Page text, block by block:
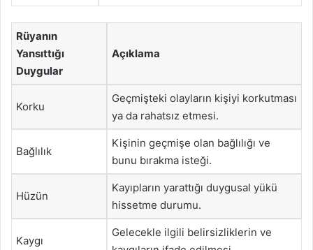
Rüyanın
Yansıttığı
Duygular
Açıklama
Korku
Geçmişteki olayların kişiyi korkutması
ya da rahatsız etmesi.
Bağlılık
Kişinin geçmişe olan bağlılığı ve
bunu bırakma isteği.
Hüzün
Kayıpların yarattığı duygusal yükü
hissetme durumu.
Kaygı
Gelecekle ilgili belirsizliklerin ve